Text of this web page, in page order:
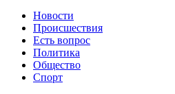
Новости
Происшествия
Есть вопрос
Политика
Общество
Спорт